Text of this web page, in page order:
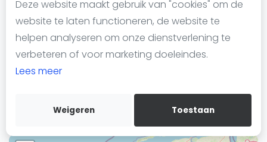
Deze website maakt gebruik van "cookies" om de
website te laten functioneren, de website te
helpen analyseren om onze dienstverlening te
verbeteren of voor marketing doeleindes.
Lees meer
Weigeren Toestaan
Over ons
Contact
Adverteren
Insights
WhatsApp
Join WhatsApp Community
Peakz Padel Utrecht Zeehaenkade | Utrecht
Eendrachtlaan 80
3526LBUtrecht
Routebeschrijving